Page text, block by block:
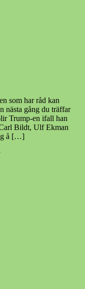
som har råd kan
nästa gång du träffar
Trump-en ifall han
Bildt, Ulf Ekman
å […]